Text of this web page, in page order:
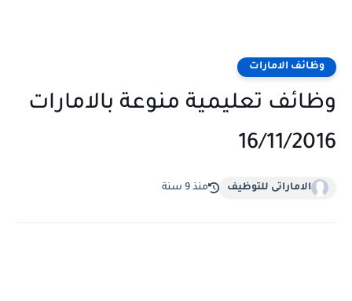
وظائف الامارات
وظائف تعليمية منوعة بالامارات
16/11/2016
الاماراتى للتوظيف منذ 9 سنة